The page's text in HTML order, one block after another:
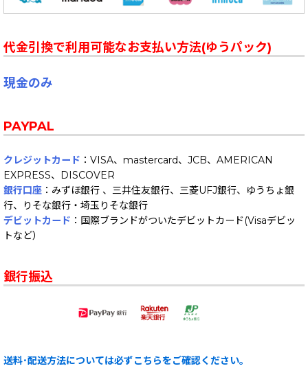
代金引換で利用可能なお支払い方法(ゆうパック)
現金のみ
PAYPAL
クレジットカード ：VISA、mastercard、JCB、AMERICAN
EXPRESS、DISCOVER
銀行口座 ：みずほ銀行 、三井住友銀行、三菱UFJ銀行、ゆうちょ銀
行、りそな銀行・埼玉りそな銀行
デビットカード ：国際ブランドがついたデビットカード(Visaデビッ
トなど）
銀行振込
送料･配送方法については必ずこちらをご確認ください。